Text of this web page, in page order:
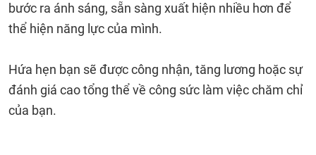
bước ra ánh sáng, sẵn sàng xuất hiện nhiều hơn để
thể hiện năng lực của mình.
Hứa hẹn bạn sẽ được công nhận, tăng lương hoặc sự
đánh giá cao tổng thể về công sức làm việc chăm chỉ
của bạn.